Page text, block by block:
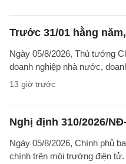
Trước 31/01 hằng
Ngày 05/8/2026, Thủ tướng
doanh nghiệp nhà nước,
13 giờ trước
Nghị định 310/2026/
Ngày 05/8/2026, Chính phủ
chính trên môi trường điện tử.